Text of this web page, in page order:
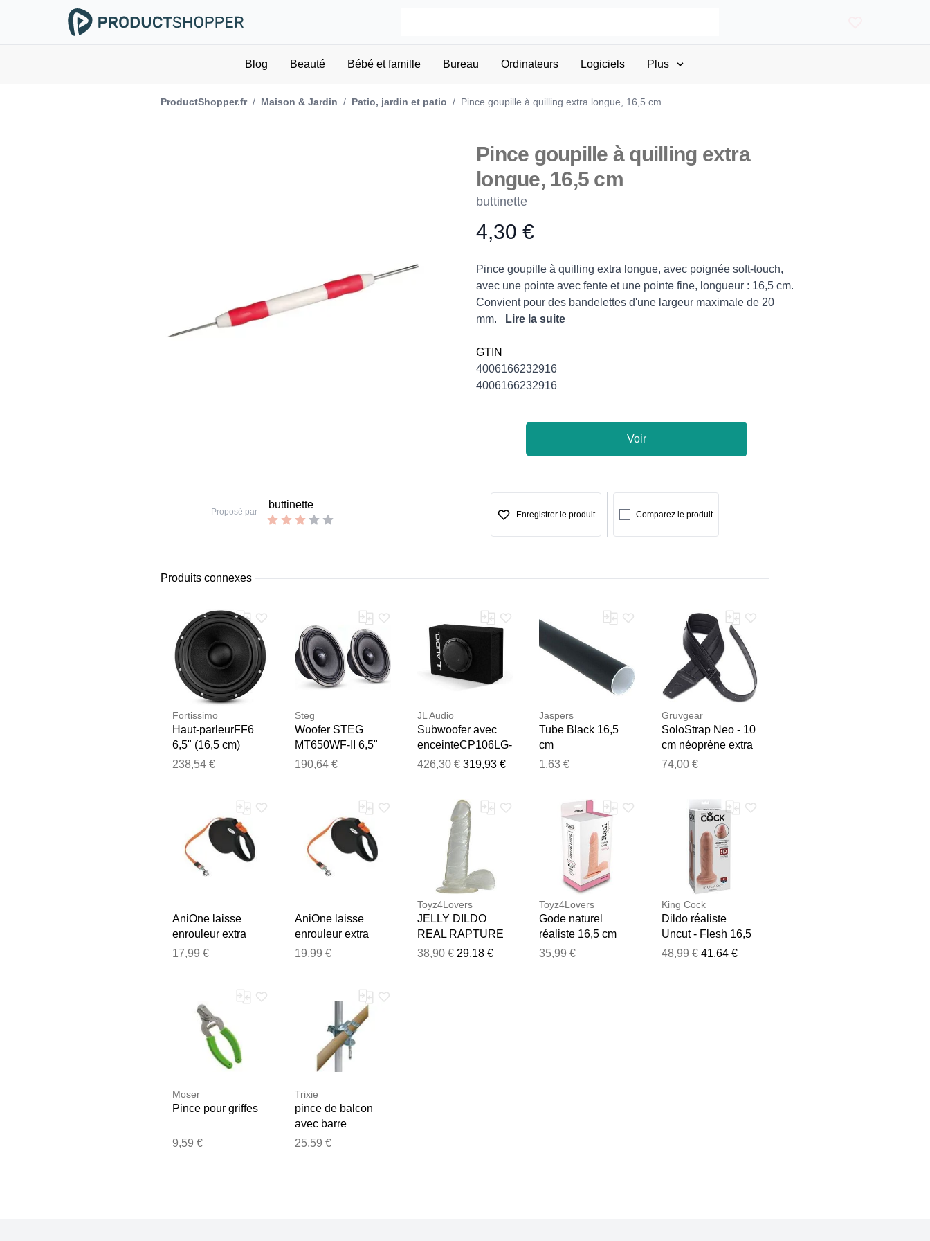
Blog Beauté Bébé et famille Bureau Ordinateurs Logiciels Plus
ProductShopper.fr / Maison & Jardin / Patio, jardin et patio / Pince goupille à quilling extra longue, 16,5 cm
Pince goupille à quilling extra
longue, 16,5 cm
buttinette
Product information
4,30 €
Description
Pince goupille à quilling extra longue, avec poignée soft-touch,
avec une pointe avec fente et une pointe fine, longueur : 16,5 cm.
Convient pour des bandelettes d'une largeur maximale de 20
mm.
Lire la suite
GTIN
4006166232916
4006166232916
Voir
Proposé par
buttinette
Enregistrer le produit Comparez le produit
Produits connexes
Fortissimo
Haut-parleurFF6
6,5" (16,5 cm)
Masori
238,54 €
Steg
Woofer STEG
MT650WF-II 6,5"
(16,5 cm) Masori
190,64 €
JL Audio
Subwoofer avec
enceinteCP106LG-
W3V3 16,5 cm
426,30 € 319,93 €
Jaspers
Tube Black 16,5
cm
1,63 €
Gruvgear
SoloStrap Neo - 10
cm néoprène extra
longue - Black
74,00 €
AniOne laisse
enrouleur extra
longue M
17,99 €
AniOne laisse
enrouleur extra
longue L
19,99 €
Toyz4Lovers
JELLY DILDO
REAL RAPTURE
CLEAR 16,5 cm
38,90 € 29,18 €
Toyz4Lovers
Gode naturel
réaliste 16,5 cm
Real Rapture
35,99 €
King Cock
Dildo réaliste
Uncut - Flesh 16,5
cm
48,99 € 41,64 €
Moser
Pince pour griffes
9,59 €
Trixie
pince de balcon
avec barre
télescopique
25,59 €
Merci pour votre avis